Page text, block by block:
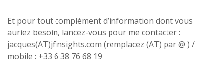
Et pour tout complément d’information dont vous
auriez besoin, lancez-vous pour me contacter :
jacques(AT)jfinsights.com (remplacez (AT) par @ ) /
mobile : +33 6 38 76 68 19